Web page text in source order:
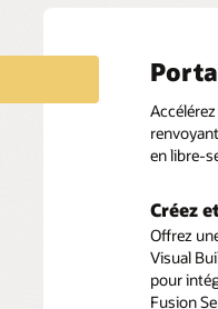
en libre-
Créez
Offrez
Visual
pour
Fusion
Oracle
des
humain
clients
réseaux
Assurez
éviter
de